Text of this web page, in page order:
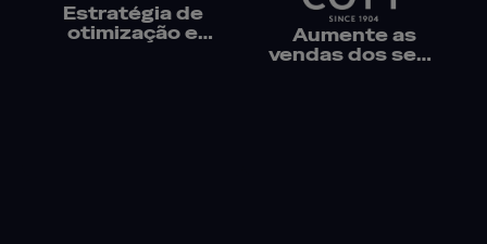
Estratégia de
otimização e
Aumente as
vendas dos seus